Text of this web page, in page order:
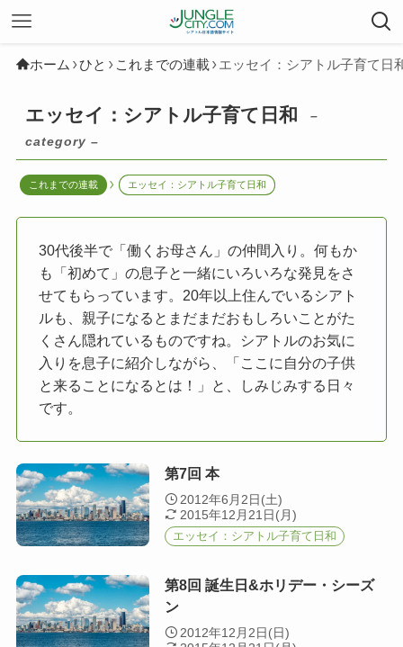
ホーム ひと これまでの連載 エッセイ：シアトル子育て日
エッセイ：シアトル子育て日和
–
category –
これまでの連載 エッセイ：シアトル子育て日和
30代後半で「働くお母さん」の仲間入り。何もか
も「初めて」の息子と一緒にいろいろな発見をさ
せてもらっています。20年以上住んでいるシアト
ルも、親子になるとまだまだおもしろいことがた
くさん隠れているものですね。シアトルのお気に
入りを息子に紹介しながら、「ここに自分の子供
と来ることになるとは！」と、しみじみする日々
です。
第7回 本
2012年6月2日(土)
2015年12月21日(月)
エッセイ：シアトル子育て日和
第8回 誕生日&ホリデー・シーズ
ン
2012年12月2日(日)